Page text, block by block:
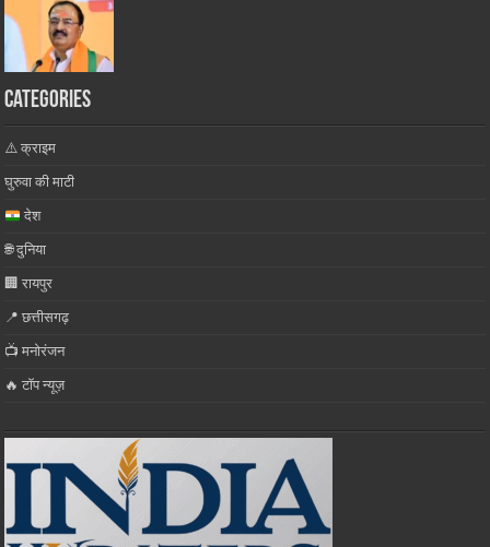
Categories
⚠️ क्राइम
घुरुवा की माटी
देश
🌐 दुनिया
🏢 रायपुर
📍 छत्तीसगढ़
📺 मनोरंजन
🔥 टॉप न्यूज़